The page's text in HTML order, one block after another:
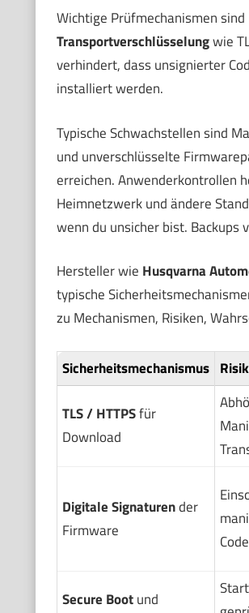
Wichtige Prüfmechanismen
Transportverschlüsselungwie
verhindert, dass unsignierter
installiert werden.
Typische Schwachstellen sind
und unverschlüsselte
erreichen. Anwenderkontrollen
Heimnetzwerk und ändere
wenn du unsicher bist. Backups
Hersteller wie Husqvarna
typische
zu Mechanismen, Risiken,
Sicherheitsmechanismus
TLS / HTTPSfür
Download
Digitale Signaturender
Firmware
Secure Bootund